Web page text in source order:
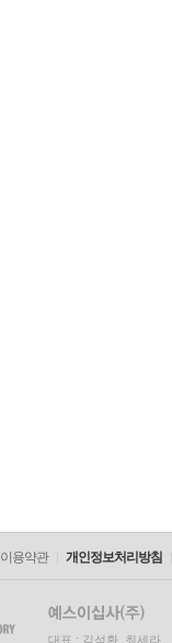
이용약관 개인정보처리방침
대표 : 김석환, 최세라